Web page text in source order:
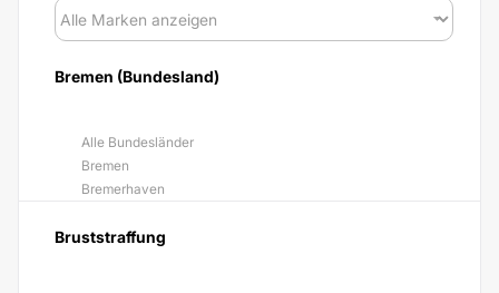
Bremen (Bundesland)
Alle Bundesländer
Bremen
Bremerhaven
Bruststraffung